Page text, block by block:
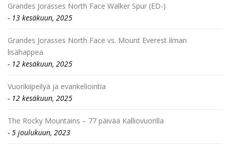
Grandes Jorasses North Face Walker Spur (ED-)
13 kesäkuun, 2025
Grandes Jorasses North Face vs. Mount Everest ilman
lisähappea
12 kesäkuun, 2025
Vuorikiipeilyä ja evankeliointia
12 kesäkuun, 2025
The Rocky Mountains – 77 päivää Kalliovuorilla
5 joulukuun, 2023